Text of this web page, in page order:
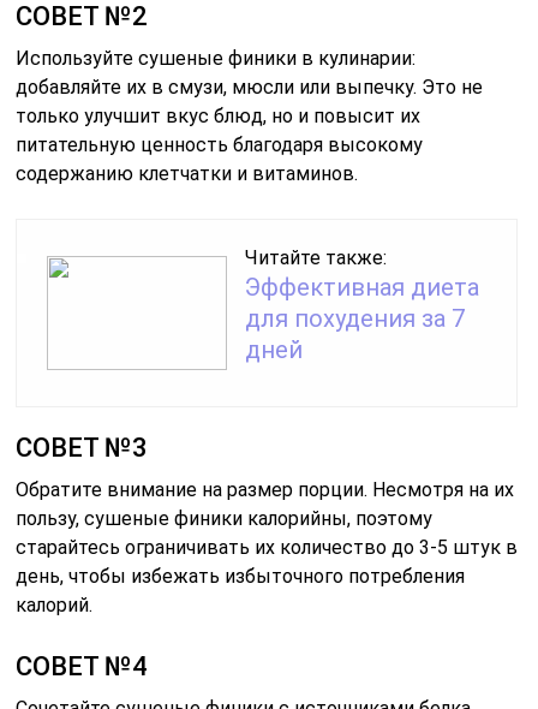
СОВЕТ №2
Используйте сушеные финики в кулинарии:
добавляйте их в смузи, мюсли или выпечку. Это не
только улучшит вкус блюд, но и повысит их
питательную ценность благодаря высокому
содержанию клетчатки и витаминов.
Читайте также:
Эффективная диета
для похудения за 7
дней
СОВЕТ №3
Обратите внимание на размер порции. Несмотря на их
пользу, сушеные финики калорийны, поэтому
старайтесь ограничивать их количество до 3-5 штук в
день, чтобы избежать избыточного потребления
калорий.
СОВЕТ №4